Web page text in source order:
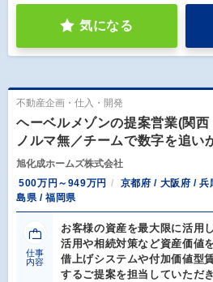
気になる
不動産企画・仕入・開発
ヘーベルメゾンの提案営業(関
ノルマ無／チームで数字を追い
旭化成ホームズ株式会社
500万円～949万円
京都府 / 大阪府 /
島県 / 福岡県
仕事
内容
お客様の資産を最大限に活用
活用や相続対策など資産価値
借上げシステムや付加価値型
するご提案を担当していただ